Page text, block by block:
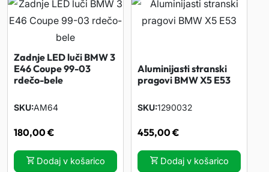
W
1
8
7
4
-
Zadnje LED luči BMW 3
E46 Coupe 99-03
rdečo-bele
SKU AM64
180,00€
Dodaj v košarico
Aluminijasti stranski
pragovi BMW X5 E53
SKU 1290032
455,00€
Dodaj v košarico